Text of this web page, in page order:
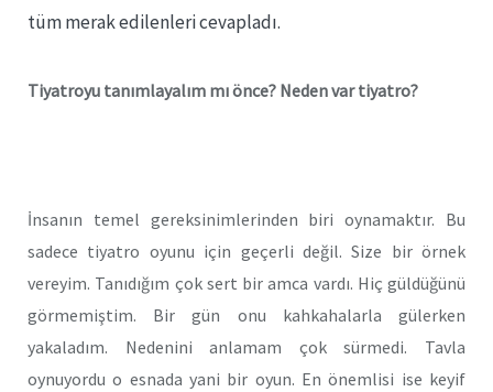
tüm merak edilenleri cevapladı.
Tiyatroyu tanımlayalım mı önce? Neden var tiyatro?
İnsanın temel gereksinimlerinden biri oynamaktır. Bu
sadece tiyatro oyunu için geçerli değil. Size bir örnek
vereyim. Tanıdığım çok sert bir amca vardı. Hiç güldüğünü
görmemiştim. Bir gün onu kahkahalarla gülerken
yakaladım. Nedenini anlamam çok sürmedi. Tavla
oynuyordu o esnada yani bir oyun. En önemlisi ise keyif